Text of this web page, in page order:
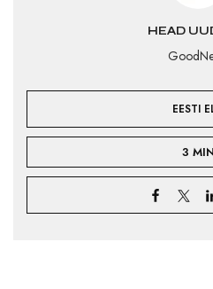
HEAD
EESTI
3 MIN